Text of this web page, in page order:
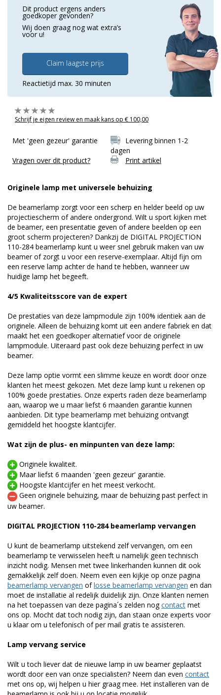
Dit product ergens anders
goedkoper gevonden?
Wij doen graag nog wat extra’s
voor u!
Claim laagste prijs
Reactietijd max. 30 minuten
Schrijf je eigen review en maak kans op € 100,00
Met 'geen gezeur' garantie
Levering binnen 1-2
dagen
Vragen over dit product?
Print artikel
Originele lamp met universele behuizing
De beamerlamp zorgt voor een scherp en helder beeld op uw
projectiescherm of andere ondergrond. Wilt u sport kijken met
de beamer, een presentatie geven of andere beelden op een
groot scherm projecteren? Dankzij de DIGITAL PROJECTION
110-284 beamerlamp kunt u weer snel gebruik maken van uw
beamer of zorgt u voor een reserve-exemplaar. Altijd fijn om
een reserve lamp achter de hand te hebben, wanneer uw
huidige lamp het begeeft.
4/5 Kwaliteitsscore van de expert
De prestaties van deze lampmodule zijn 100% identiek aan de
originele. Alleen de behuizing komt uit een andere fabriek en dat
maakt het een goedkoper alternatief voor de originele
lampmodule. Uiteraard past ook deze behuizing perfect in uw
beamer.
Deze lamp optie vormt een slimme keuze en wordt door onze
klanten het meest gekozen. Met deze lamp kunt u rekenen op
100% goede prestaties. Onze experts raden deze beamerlamp
aan, waarop we u maar liefst 6 maanden garantie kunnen
aanbieden. Dit type beamerlamp met behuizing ontvangt
gemiddeld het hoogste klantcijfer.
Wat zijn de plus- en minpunten van deze lamp:
Originele kwaliteit.
Maar liefst 6 maanden 'geen gezeur' garantie.
Hoogste klantcijfer en het meest verkocht.
Geen originele behuizing, maar de behuizing past perfect in
uw beamer.
DIGITAL PROJECTION 110-284 beamerlamp vervangen
U kunt de beamerlamp uitstekend zelf vervangen, om een
beamerlamp te verwisselen heeft u namelijk geen technisch
inzicht nodig. Mensen met twee linkerhanden kunnen dit ook
gemakkelijk zelf doen. Neem even een kijkje op onze pagina
beamerlamp vervangen oflosse beamerlamp vervangen en dan
moet de installatie al redelijk duidelijk zijn. Onze klanten nemen
na het toepassen van deze pagina´s zelden nogcontact met
ons op. Mocht dat toch nodig zijn, dan staan onze experts voor
u klaar om u telefonisch of per mail gratis te assisteren.
Lamp vervang service
Wilt u toch liever dat de nieuwe lamp in uw beamer geplaatst
wordt door een van onze specialisten? Neem dan even contact
met ons op, wij helpen u hier graag mee. Het installeren van de